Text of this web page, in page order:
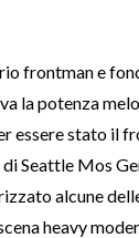
frontman e
la potenza
essere stato il
Seattle Mos
alcune
heavy